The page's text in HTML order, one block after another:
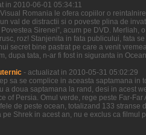
in 2010-06-01 05:34:11
Romania le ofera copiilor o
val de distractii si o poveste plina de
Povestea Sirenei”, acum pe DVD.
roz! Stanjenita in fata publicului, fata
secret bine pastrat pe care a venit
dupa tata, n-ar fi fost in siguranta in
- actualizat in 2010-05-31 05:02:29
sa se complice in aceasta saptamana
a doua saptamana la rand, desi in acest
of Persia. Omul verde, rege peste Far-
de peste ocean, totalizand 133 stranse
pe Shrek in acest an, nu e exclus ca filmul